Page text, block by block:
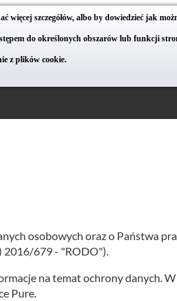
szczegółów, albo by dowiedzieć jak
do określonych obszarów lub funkcji
z plików cookie.
osobowych oraz o Państwa
2016/679 - "RODO").
na temat ochrony danych. W
Pure.